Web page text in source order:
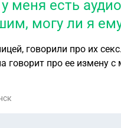
меня есть
могу ли я
говорили про их
говорит про ее